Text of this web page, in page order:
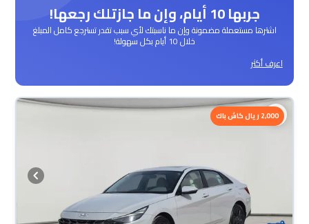
جربها 10 أيام، وإن ما جازتلك رجعها!
اشترها مستعملة مضمونة وإن ما ناسبتك لأي سبب تقدر تسترجع كامل المبلغ
خلال 10 أيام بكل سهولة!
اعرف أكثر
2,000 ريال كاش باك
محجوزة